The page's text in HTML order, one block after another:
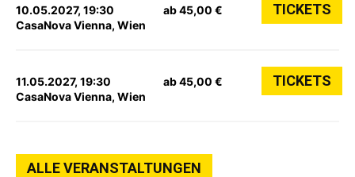
10.05.2027, 19:30
CasaNova Vienna, Wien
ab 45,00 € TICKETS
11.05.2027, 19:30
CasaNova Vienna, Wien
ab 45,00 € TICKETS
ALLE VERANSTALTUNGEN